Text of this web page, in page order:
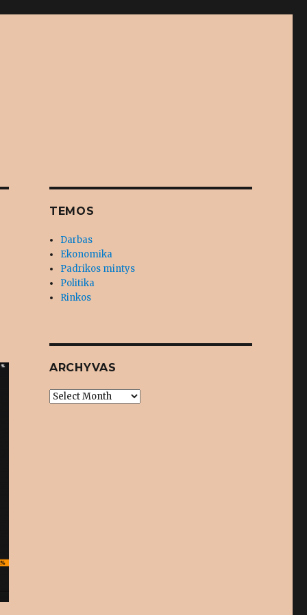
TEMOS
Darbas
Ekonomika
Padrikos mintys
Politika
Rinkos
ARCHYVAS
Archyvas